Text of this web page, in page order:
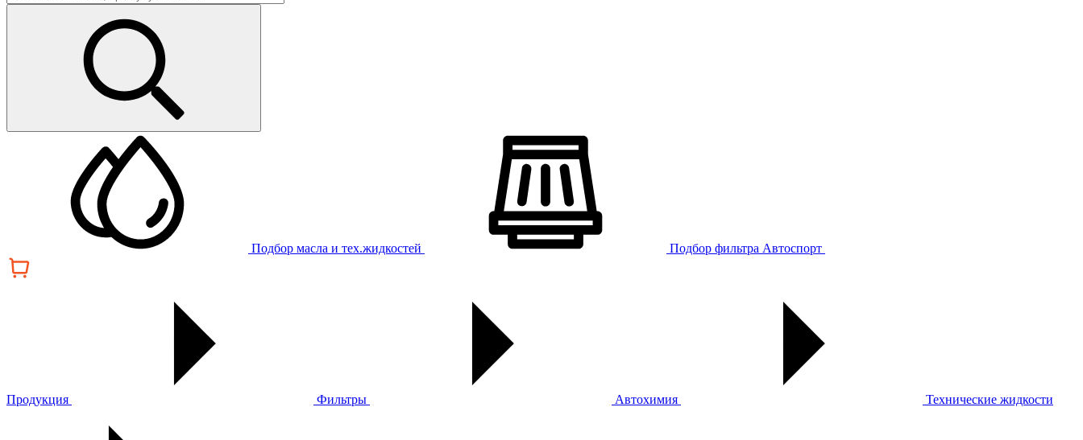
Подбор масла и тех.жидкостей Подбор фильтра Автоспорт
Продукция Фильтры Автохимия Технические жидкости